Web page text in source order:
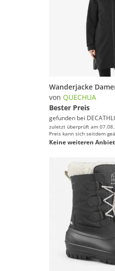
von QUECHUA
Bester Preis
gefunden bei
zuletzt überprüft am
Preis kann sich seitdem
Keine weiteren